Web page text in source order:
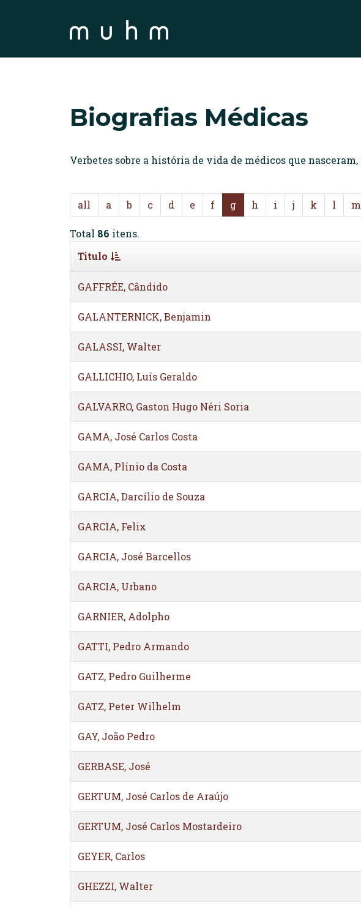
Biografias Médicas
Verbetes sobre a história de vida de médicos que
all a b c d e f g h i j k l m
Total 86 itens.
Titulo
GAFFRÉE, Cândido
GALANTERNICK, Benjamin
GALASSI, Walter
GALLICHIO, Luís Geraldo
GALVARRO, Gaston Hugo Néri Soria
GAMA, José Carlos Costa
GAMA, Plínio da Costa
GARCIA, Darcílio de Souza
GARCIA, Felix
GARCIA, José Barcellos
GARCIA, Urbano
GARNIER, Adolpho
GATTI, Pedro Armando
GATZ, Pedro Guilherme
GATZ, Peter Wilhelm
GAY, João Pedro
GERBASE, José
GERTUM, José Carlos de Araújo
GERTUM, José Carlos Mostardeiro
GEYER, Carlos
GHEZZI, Walter